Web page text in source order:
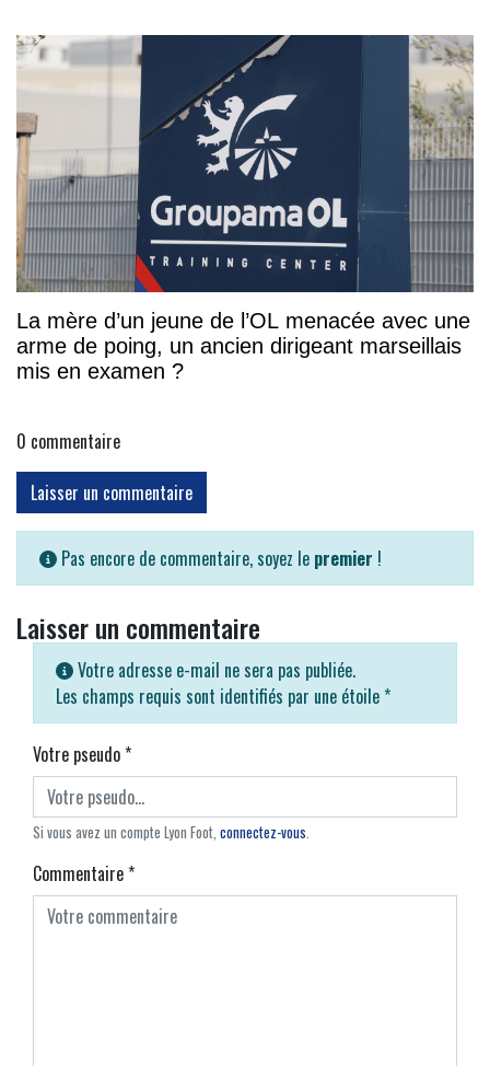
La mère d’un jeune de l’OL menacée avec une
arme de poing, un ancien dirigeant marseillais
mis en examen ?
0 commentaire
Laisser un commentaire
Pas encore de commentaire, soyez le premier !
Laisser un commentaire
Votre adresse e-mail ne sera pas publiée.
Les champs requis sont identifiés par une étoile *
Votre pseudo*
Si vous avez un compte Lyon Foot, connectez-vous.
Commentaire*